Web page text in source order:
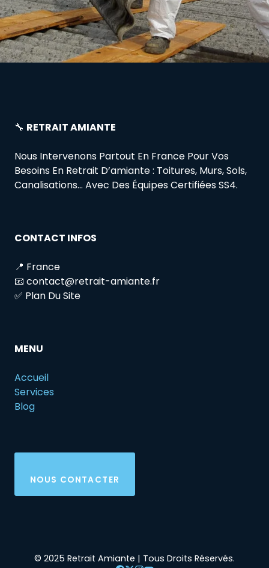
🔧 RETRAIT AMIANTE
Nous Intervenons Partout En France Pour Vos
Besoins En Retrait D’amiante : Toitures, Murs, Sols,
Canalisations… Avec Des Équipes Certifiées SS4.
CONTACT INFOS
📍 France
📧 contact@retrait-amiante.fr
✅ Plan Du Site
MENU
Accueil
Services
Blog
NOUS CONTACTER
© 2025 Retrait Amiante | Tous Droits Réservés.